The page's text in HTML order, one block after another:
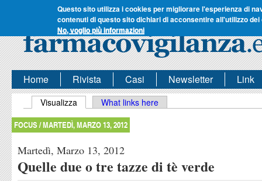
Questo sito utilizza i cookies per migliorare l'esperienza di
contenuti di questo sito dichiari di acconsentire all'utilizzo dei
No, voglio più informazioni
Home Rivista Casi Newsletter Link
Schede primarie
Visualizza (scheda attiva)
What links here
FOCUS /MARTEDÌ, MARZO 13, 2012
Martedì, Marzo 13, 2012
Quelle due o tre tazze di tè verde